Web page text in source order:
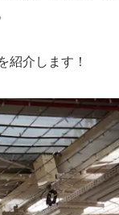
紹介します！